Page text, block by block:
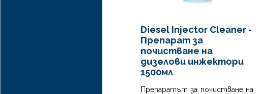
Diesel Injector Cleaner -
Препарат за
почистване на
дизелови инжектори
1500мл
Препаратът за почистване на